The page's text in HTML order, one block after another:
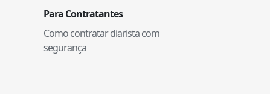
Para Contratantes
Como contratar diarista com
segurança